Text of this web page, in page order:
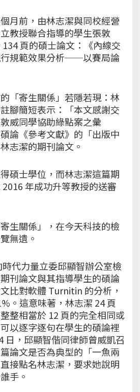
月前，由林志潔與同校經營
教授聯合指導的學生張敦
頁的碩士論文：《內線交
規範效果分析──以賽局論
「寄生關係」若隱若現：林
腳簡短表示：「本文感謝交
威同學協助綠點案之彙
論《參考文獻》的「出版中
志潔的期刊論文。
碩士學位，而林志潔這篇期
年成功升等教授的送審
生關係」，在今天科技的檢
無遺。
代力量立委邱顯智辦公室檢
刊論文與其指導學生的碩論
比對軟體 Turnitin 的分析，
。這意味著，林志潔 24 頁
整相當於 12 頁的完全相同或
以逐字逐句在學生的碩論裡
日，邱顯智偕同律師曾威凱召
論文是否為典型的「一魚兩
接點名林志潔，要求她說明
手。